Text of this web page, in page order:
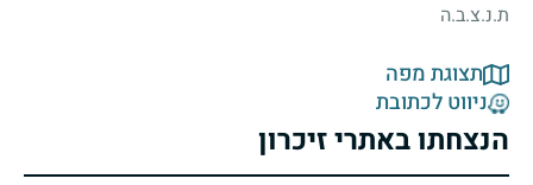
ת.נ.צ.ב.ה
תצוגת מפה
ניווט לכתובת
הנצחתו באתרי זיכרון